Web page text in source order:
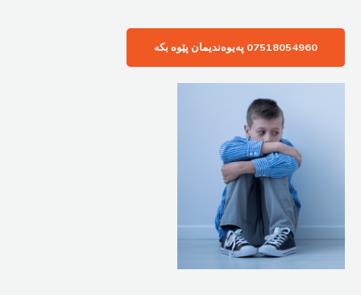
07518054960 پەیوەندیمان پێوە بکە